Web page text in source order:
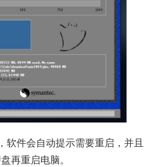
件会自动提示需要重启，并且
再重启电脑。